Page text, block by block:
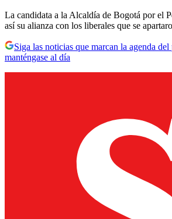
La candidata a la Alcaldía de Bogotá por el
así su alianza con los liberales que se
Siga las noticias que marcan la agenda
manténgase al día